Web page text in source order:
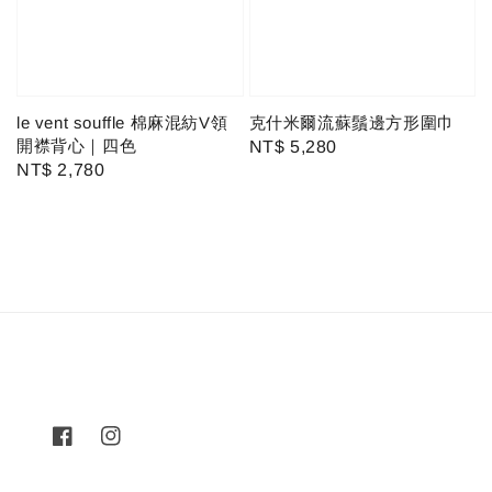
le vent souffle 棉麻混紡V領
開襟背心｜四色
Regular
NT$ 2,780
克什米爾流蘇鬚邊方形圍巾
Regular
NT$ 5,280